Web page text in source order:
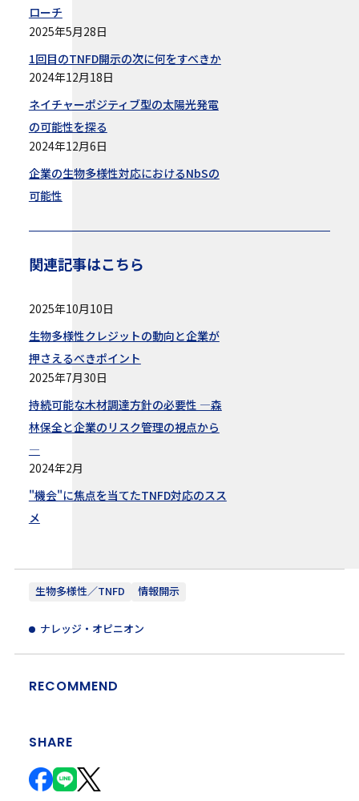
生物多様性／TNFD 情報開示
ナレッジ・オピニオン
RECOMMEND
SHARE
ローチ
2025年5月28日
1回目のTNFD開示の次に何をすべきか
2024年12月18日
ネイチャーポジティブ型の太陽光発電
の可能性を探る
2024年12月6日
企業の生物多様性対応におけるNbSの
可能性
関連記事はこちら
2025年10月10日
生物多様性クレジットの動向と企業が
押さえるべきポイント
2025年7月30日
持続可能な木材調達方針の必要性 —森
林保全と企業のリスク管理の視点から
—
2024年2月
"機会"に焦点を当てたTNFD対応のスス
メ